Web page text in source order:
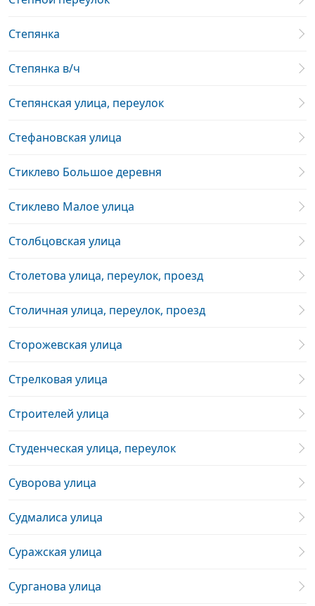
Степянка
Степянка в/ч
Степянская улица, переулок
Стефановская улица
Стиклево Большое деревня
Стиклево Малое улица
Столбцовская улица
Столетова улица, переулок, проезд
Столичная улица, переулок, проезд
Сторожевская улица
Стрелковая улица
Строителей улица
Студенческая улица, переулок
Суворова улица
Судмалиса улица
Суражская улица
Сурганова улица